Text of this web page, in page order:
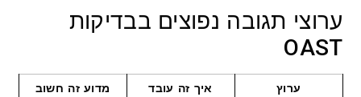
ערוצי תגובה נפוצים בבדיקות
OAST
ערוץ איך זה עובד מדוע זה חשוב